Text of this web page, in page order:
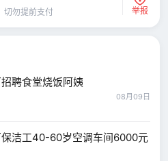
切勿提前支付 举报
聘食堂烧饭阿姨
08月09日
洁工40-60岁空调车间6000元